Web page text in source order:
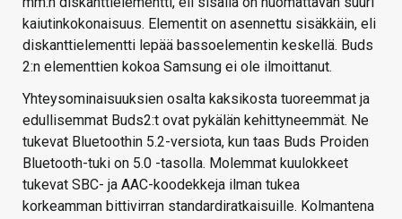
kaiutinkokonaisuus. Elementit on asennettu sisäkkäin, eli
diskanttielementti lepää bassoelementin keskellä. Buds
2:n elementtien kokoa Samsung ei ole ilmoittanut.
Yhteysominaisuuksien osalta kaksikosta tuoreemmat ja
edullisemmat Buds2:t ovat pykälän kehittyneemmät. Ne
tukevat Bluetoothin 5.2-versiota, kun taas Buds Proiden
Bluetooth-tuki on 5.0 -tasolla. Molemmat kuulokkeet
tukevat SBC- ja AAC-koodekkeja ilman tukea
korkeamman bittivirran standardiratkaisuille. Kolmantena